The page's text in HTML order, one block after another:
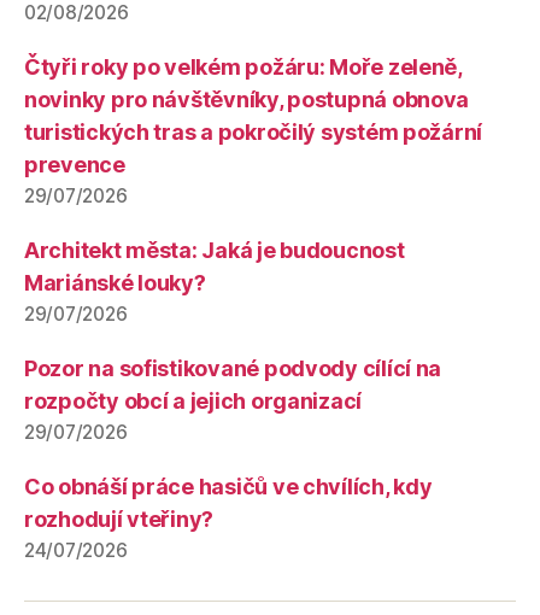
02/08/2026
Čtyři roky po velkém požáru: Moře zeleně,
novinky pro návštěvníky, postupná obnova
turistických tras a pokročilý systém požární
prevence
29/07/2026
Architekt města: Jaká je budoucnost
Mariánské louky?
29/07/2026
Pozor na sofistikované podvody cílící na
rozpočty obcí a jejich organizací
29/07/2026
Co obnáší práce hasičů ve chvílích, kdy
rozhodují vteřiny?
24/07/2026